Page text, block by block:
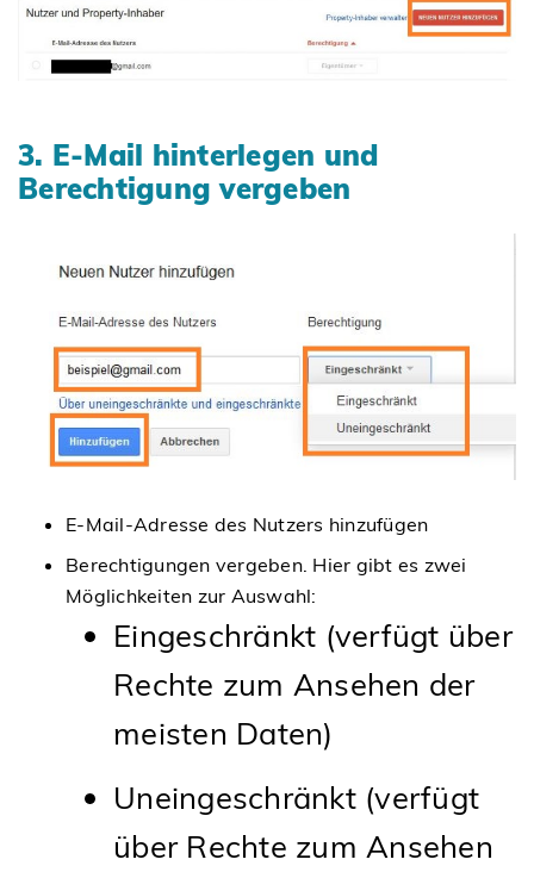
3. E-Mail hinterlegen und
Berechtigung vergeben
E-Mail-Adresse des Nutzers hinzufügen
Berechtigungen vergeben. Hier gibt es zwei
Möglichkeiten zur Auswahl:
Eingeschränkt (verfügt über
Rechte zum Ansehen der
meisten Daten)
Uneingeschränkt (verfügt
über Rechte zum Ansehen